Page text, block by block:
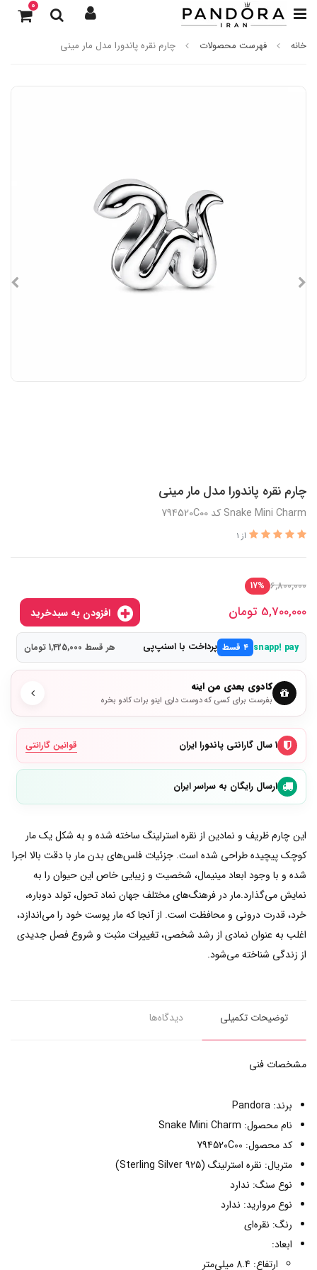
0
خانه فهرست محصولات چارم نقره پاندورا مدل مار مینی
چارم نقره پاندورا مدل مار مینی
Snake Mini Charm کد 794520C00
از 1
6,800,000
17%
5,700,000 تومان
snapp! pay ۴ قسط پرداخت با اسنپ‌پی هر قسط 1,425,000 تومان
کادوی بعدی من اینه
بفرست برای کسی که دوست داری اینو برات کادو بخره
۱ سال گارانتی پاندورا ایران قوانین گارانتی
ارسال رایگان به سراسر ایران
این چارم ظریف و نمادین از نقره استرلینگ ساخته شده و به شکل یک مار
کوچک پیچیده طراحی شده است. جزئیات فلس‌های بدن مار با دقت بالا اجرا
شده و با وجود ابعاد مینیمال، شخصیت و زیبایی خاص این حیوان را به
نمایش می‌گذارد.مار در فرهنگ‌های مختلف جهان نماد تحول، تولد دوباره،
خرد، قدرت درونی و محافظت است. از آنجا که مار پوست خود را می‌اندازد،
اغلب به عنوان نمادی از رشد شخصی، تغییرات مثبت و شروع فصل جدیدی
از زندگی شناخته می‌شود.
توضیحات تکمیلی دیدگاه‌ها
مشخصات فنی
برند: Pandora
نام محصول: Snake Mini Charm
کد محصول: 794520C00
متریال: نقره استرلینگ (Sterling Silver 925)
نوع سنگ: ندارد
نوع مروارید: ندارد
رنگ: نقره‌ای
ابعاد:
ارتفاع: 8.4 میلی‌متر